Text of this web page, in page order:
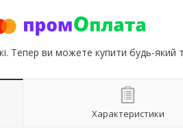
Тепер ви можете купити будь-
Характеристики